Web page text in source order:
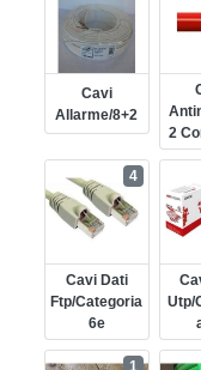
Cavi
Allarme/8+2
2
Cavi Dati
Ftp/categoria
6e
4
Utp/
1